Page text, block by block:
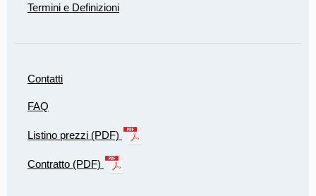
Termini e Definizioni
Contatti
FAQ
Listino prezzi (PDF)
Contratto (PDF)